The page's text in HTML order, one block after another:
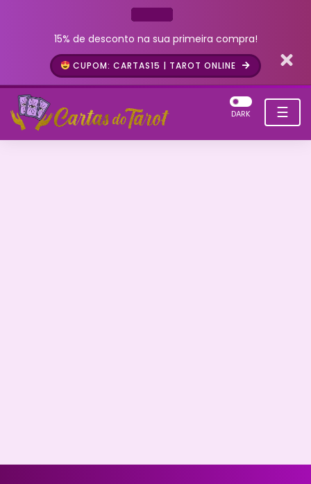
15% de desconto na sua primeira compra!
CUPOM: CARTAS15 | TAROT ONLINE
☰
DARK